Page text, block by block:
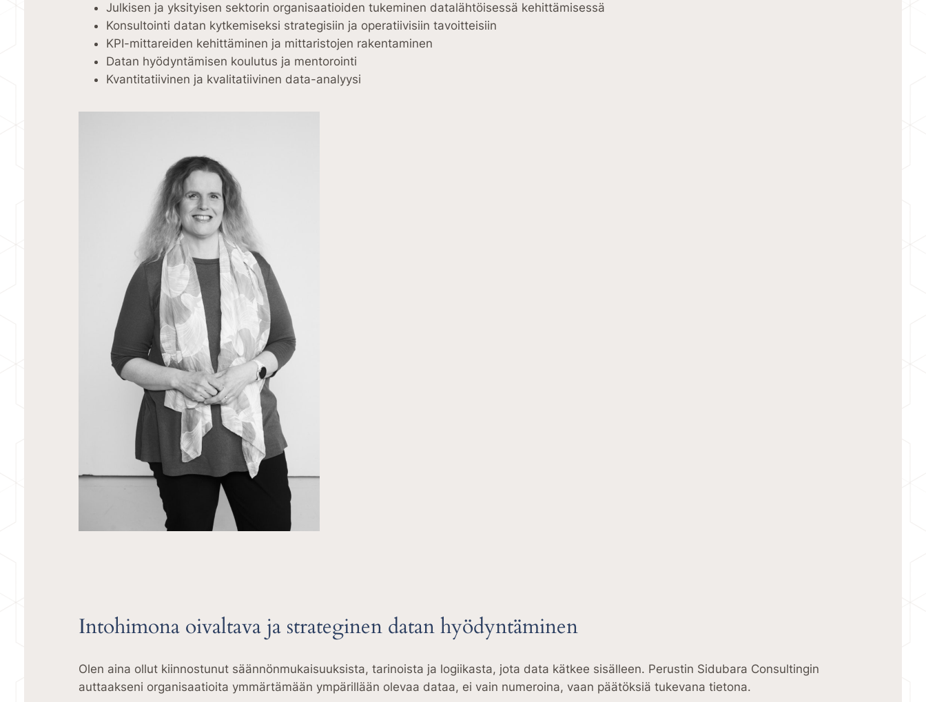
Julkisen ja yksityisen sektorin organisaatioiden tukeminen datalähtöisessä kehittämisessä
Konsultointi datan kytkemiseksi strategisiin ja operatiivisiin tavoitteisiin
KPI-mittareiden kehittäminen ja mittaristojen rakentaminen
Datan hyödyntämisen koulutus ja mentorointi
Kvantitatiivinen ja kvalitatiivinen data-analyysi
Intohimona oivaltava ja strateginen datan hyödyntäminen
Olen aina ollut kiinnostunut säännönmukaisuuksista, tarinoista ja logiikasta, jota data kätkee sisälleen. Perustin Sidubara Consultingin
auttaakseni organisaatioita ymmärtämään ympärillään olevaa dataa, ei vain numeroina, vaan päätöksiä tukevana tietona.